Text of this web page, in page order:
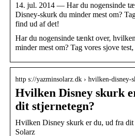
14. jul. 2014 — Har du nogensinde
Disney-skurk du minder mest om?
find ud af det!
Har du nogensinde tænkt over,
minder mest om? Tag vores sjove
http s://yazminsolarz.dk › hvilken-disney-
Hvilken Disney skurk
dit stjernetegn?
Hvilken Disney skurk er du, ud fra dit
Solarz